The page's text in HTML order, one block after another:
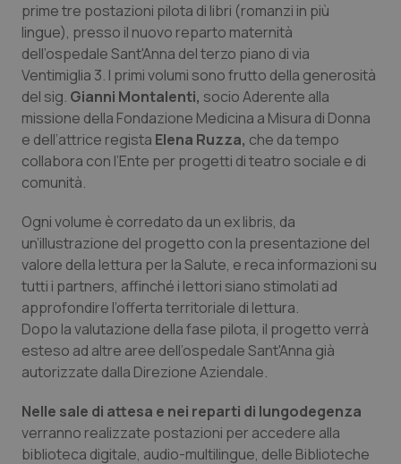
Rene & patologie urogenitali
Salute orale & impianti
Sangue & coagulazione
Tiroide
Tumore al seno
Tumore ovarico
Tumori del Polmone & Testa Collo
Tumori gastrointestinali
Vaccini
prime tre postazioni pilota di libri (romanzi in più
lingue), presso il nuovo reparto maternità
dell’ospedale Sant'Anna del terzo piano di via
Ventimiglia 3. I primi volumi sono frutto della generosità
del sig. Gianni Montalenti, socio Aderente alla
missione della Fondazione Medicina a Misura di Donna
e dell’attrice regista Elena Ruzza, che da tempo
collabora con l’Ente per progetti di teatro sociale e di
comunità.
Ogni volume è corredato da un ex libris, da
un’illustrazione del progetto con la presentazione del
valore della lettura per la Salute, e reca informazioni su
tutti i partners, affinché i lettori siano stimolati ad
approfondire l’offerta territoriale di lettura.
Dopo la valutazione della fase pilota, il progetto verrà
esteso ad altre aree dell’ospedale Sant'Anna già
autorizzate dalla Direzione Aziendale.
Nelle sale di attesa e nei reparti di lungodegenza
verranno realizzate postazioni per accedere alla
biblioteca digitale, audio-multilingue, delle Biblioteche